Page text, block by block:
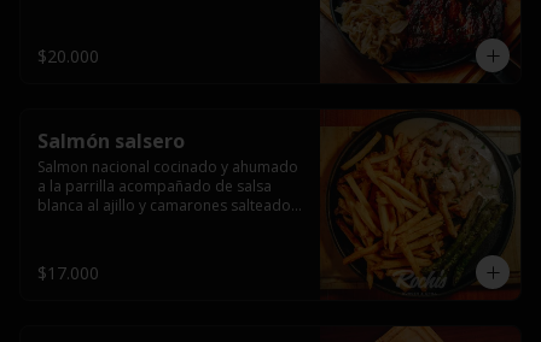
$20.000
Salmón salsero
Salmon nacional cocinado y ahumado
a la parrilla acompañado de salsa
blanca al ajillo y camarones salteados,
$17.000